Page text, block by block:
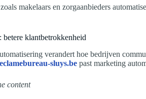
makelaars en zorgaanbieders
betere klantbetrokkenheid
verandert hoe bedrijven
sluys.be past marketing
content